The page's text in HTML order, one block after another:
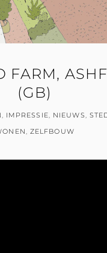
FARM,
(GB)
, IMPRESSIE, NIEUWS,
, ZELFBOUW